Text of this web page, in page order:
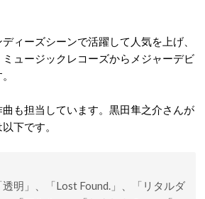
ィーズシーンで活躍して人気を上げ、
ュージックレコーズからメジャーデビ
も担当しています。黒田隼之介さんが
下です。
透明」、「Lost Found. 」、「 リタルダ